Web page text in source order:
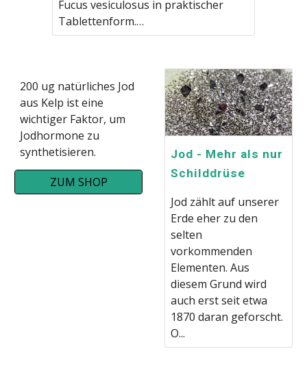
Fucus vesiculosus in praktischer
Tablettenform.…
200 ug natürliches Jod
aus Kelp ist eine
wichtiger Faktor, um
Jodhormone zu
synthetisieren.
ZUM SHOP
Jod - Mehr als nur
Schilddrüse
Jod zählt auf unserer
Erde eher zu den
selten
vorkommenden
Elementen. Aus
diesem Grund wird
auch erst seit etwa
1870 daran geforscht.
O...